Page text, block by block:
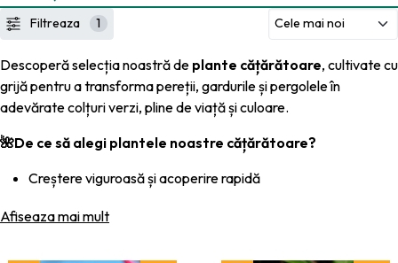
Filtreaza 1
Descoperă selecția noastră de plante cățărătoare, cultivate cu
grijă pentru a transforma pereții, gardurile și pergolele în
adevărate colțuri verzi, pline de viață și culoare.
🌺De ce să alegi plantele noastre cățărătoare?
Creștere viguroasă și acoperire rapidă
Înflorire bogată și frunziș decorativ
Afiseaza mai mult